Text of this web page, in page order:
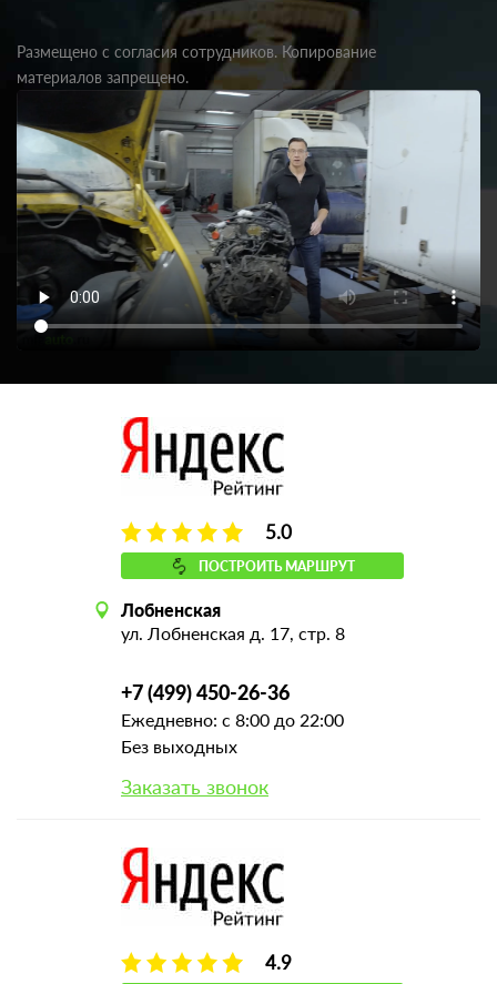
Размещено с согласия сотрудников. Копирование
материалов запрещено.
5.0
ПОСТРОИТЬ МАРШРУТ
Лобненская
ул. Лобненская д. 17, стр. 8
+7 (499) 450-26-36
Ежедневно: с 8:00 до 22:00
Без выходных
Заказать звонок
4.9